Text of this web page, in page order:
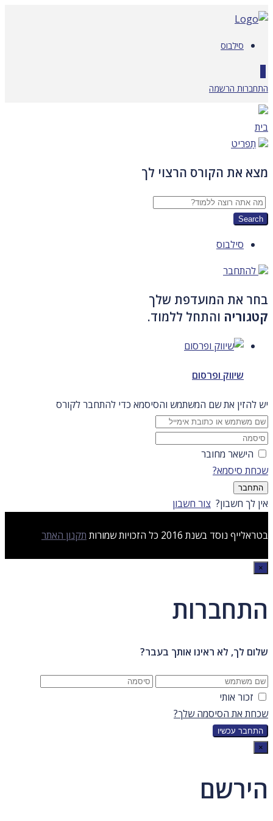
דלג
לתוכן
סילבוס
התחברות הרשמה
בית
תַפרִיט
מצא את הקורס הרצוי לך
סילבוס
להתחבר
בחר את המועדפת שלך
קטגוריה והתחל ללמוד.
שיווק ופרסום
יש להזין את שם המשתמש והסיסמא כדי להתחבר לקורס
הישאר מחובר
שכחת סיסמא?
התחבר
אין לך חשבון? צור חשבון
בטראלייף נוסד בשנת 2016 כל הזכויות שמורות תקנון האתר
×
התחברות
שלום לך, לא ראינו אותך בעבר?
זכור אותי
שכחת את הסיסמה שלך?
×
הירשם